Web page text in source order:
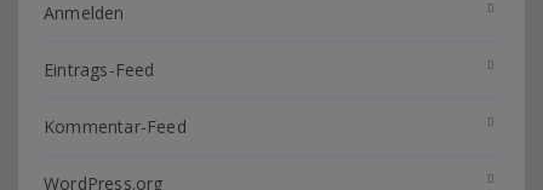
Anmelden
Eintrags-Feed
Kommentar-Feed
WordPress.org